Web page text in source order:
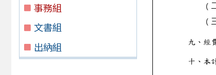
事務組
文書組
出納組